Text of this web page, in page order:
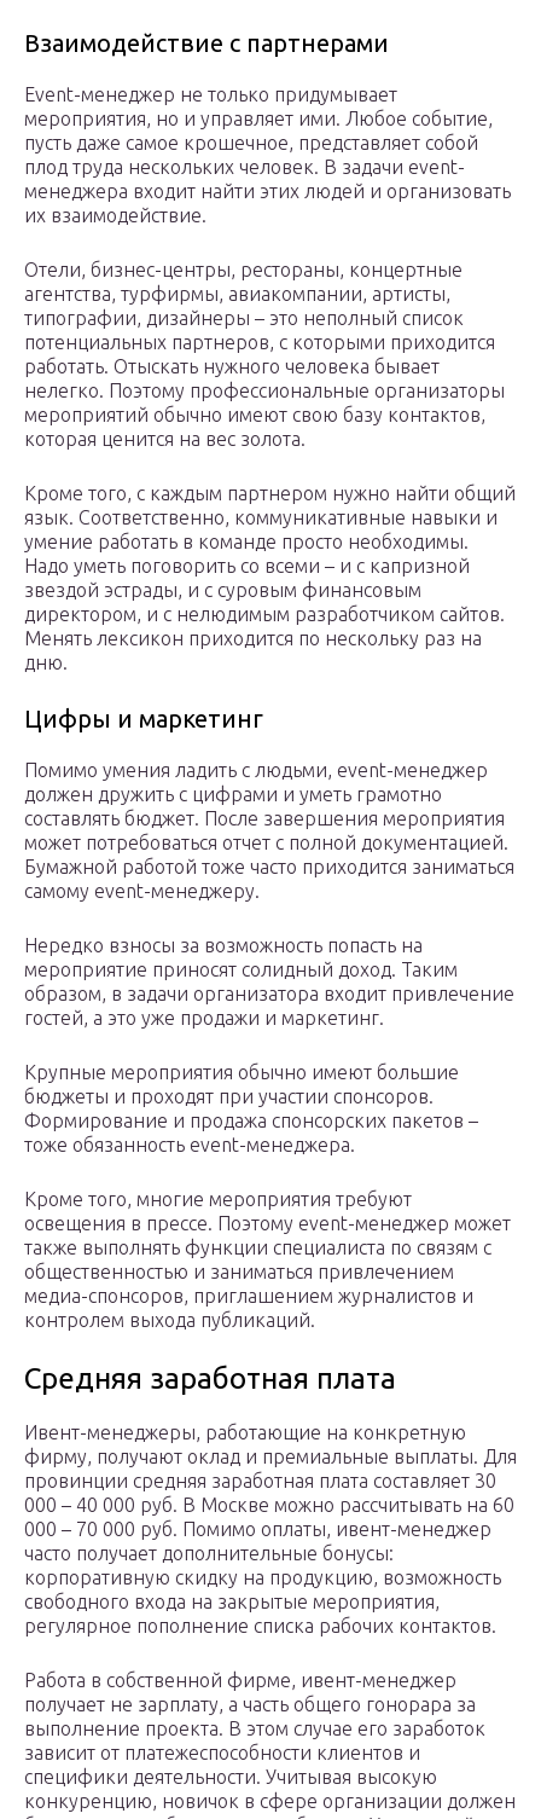
Взаимодействие с партнерами
Event-менеджер не только придумывает
мероприятия, но и управляет ими. Любое событие,
пусть даже самое крошечное, представляет собой
плод труда нескольких человек. В задачи event-
менеджера входит найти этих людей и организовать
их взаимодействие.
Отели, бизнес-центры, рестораны, концертные
агентства, турфирмы, авиакомпании, артисты,
типографии, дизайнеры – это неполный список
потенциальных партнеров, с которыми приходится
работать. Отыскать нужного человека бывает
нелегко. Поэтому профессиональные организаторы
мероприятий обычно имеют свою базу контактов,
которая ценится на вес золота.
Кроме того, с каждым партнером нужно найти общий
язык. Соответственно, коммуникативные навыки и
умение работать в команде просто необходимы.
Надо уметь поговорить со всеми – и с капризной
звездой эстрады, и с суровым финансовым
директором, и с нелюдимым разработчиком сайтов.
Менять лексикон приходится по нескольку раз на
дню.
Цифры и маркетинг
Помимо умения ладить с людьми, event-менеджер
должен дружить с цифрами и уметь грамотно
составлять бюджет. После завершения мероприятия
может потребоваться отчет с полной документацией.
Бумажной работой тоже часто приходится заниматься
самому event-менеджеру.
Нередко взносы за возможность попасть на
мероприятие приносят солидный доход. Таким
образом, в задачи организатора входит привлечение
гостей, а это уже продажи и маркетинг.
Крупные мероприятия обычно имеют большие
бюджеты и проходят при участии спонсоров.
Формирование и продажа спонсорских пакетов –
тоже обязанность event-менеджера.
Кроме того, многие мероприятия требуют
освещения в прессе. Поэтому event-менеджер может
также выполнять функции специалиста по связям с
общественностью и заниматься привлечением
медиа-спонсоров, приглашением журналистов и
контролем выхода публикаций.
Средняя заработная плата
Ивент-менеджеры, работающие на конкретную
фирму, получают оклад и премиальные выплаты. Для
провинции средняя заработная плата составляет 30
000 – 40 000 руб. В Москве можно рассчитывать на 60
000 – 70 000 руб. Помимо оплаты, ивент-менеджер
часто получает дополнительные бонусы:
корпоративную скидку на продукцию, возможность
свободного входа на закрытые мероприятия,
регулярное пополнение списка рабочих контактов.
Работа в собственной фирме, ивент-менеджер
получает не зарплату, а часть общего гонорара за
выполнение проекта. В этом случае его заработок
зависит от платежеспособности клиентов и
специфики деятельности. Учитывая высокую
конкуренцию, новичок в сфере организации должен